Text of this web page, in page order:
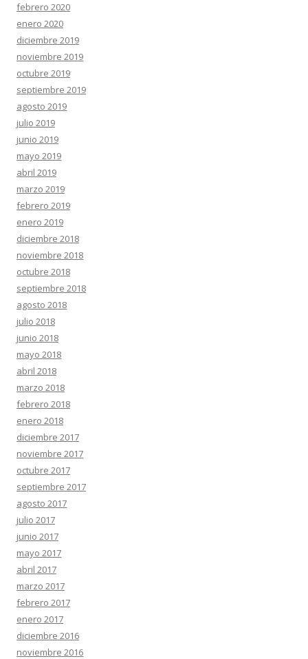
febrero 2020
enero 2020
diciembre 2019
noviembre 2019
octubre 2019
septiembre 2019
agosto 2019
julio 2019
junio 2019
mayo 2019
abril 2019
marzo 2019
febrero 2019
enero 2019
diciembre 2018
noviembre 2018
octubre 2018
septiembre 2018
agosto 2018
julio 2018
junio 2018
mayo 2018
abril 2018
marzo 2018
febrero 2018
enero 2018
diciembre 2017
noviembre 2017
octubre 2017
septiembre 2017
agosto 2017
julio 2017
junio 2017
mayo 2017
abril 2017
marzo 2017
febrero 2017
enero 2017
diciembre 2016
noviembre 2016